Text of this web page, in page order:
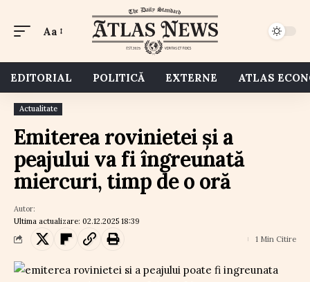
Aa
EDITORIAL POLITICĂ EXTERNE ATLAS
Actualitate
Emiterea rovinietei și a
peajului va fi îngreunată
miercuri, timp de o oră
Ultima actualizare: 02.12.2025 18:39
Autor:
1 Min Citire